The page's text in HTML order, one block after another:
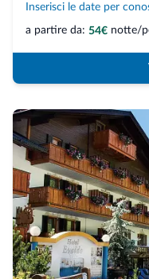
Inserisci le date per
a partire da: 54€ notte/